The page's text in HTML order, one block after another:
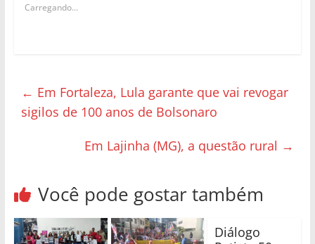
Carregando...
← Em Fortaleza, Lula garante que vai revogar
sigilos de 100 anos de Bolsonaro
Em Lajinha (MG), a questão rural →
Você pode gostar também
Diálogo